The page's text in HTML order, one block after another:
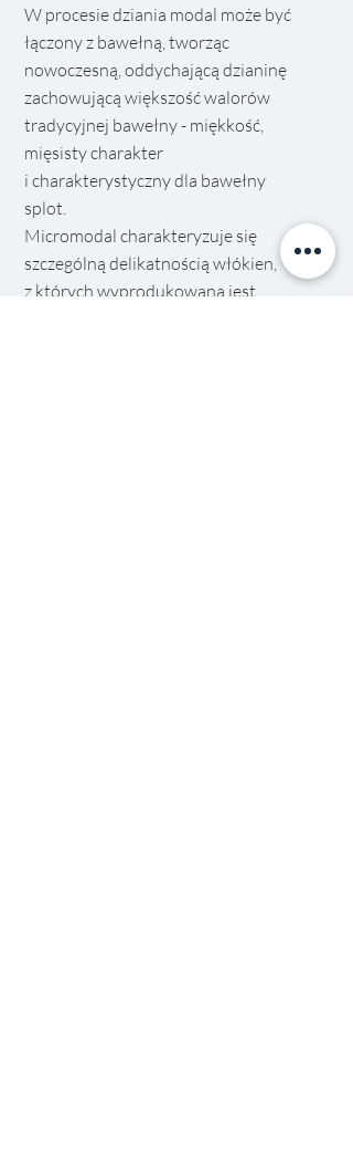
W procesie dziania modal może być
łączony z bawełną, tworząc
nowoczesną, oddychającą dzianinę
zachowującą większość walorów
tradycyjnej bawełny - miękkość,
mięsisty charakter
i charakterystyczny dla bawełny
splot.
Micromodal charakteryzuje się
szczególną delikatnością włókien,
z których wyprodukowana jest